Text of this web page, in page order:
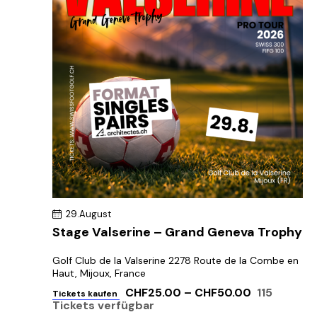
u
n
g
e
n
S
u
c
h
e
u
d
A
s
n
g
A
n
s
i
c
h
t
e
n
N
a
v
Stage Valserine – Grand Geneva Trophy
29.August
Golf Club de la Valserine 2278 Route de la Combe en
Haut, Mijoux, France
Tickets kaufen CHF25.00 – CHF50.00 115
Tickets verfügbar